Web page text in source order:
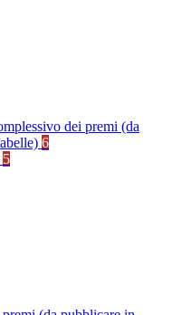
dei premi (da
6
5